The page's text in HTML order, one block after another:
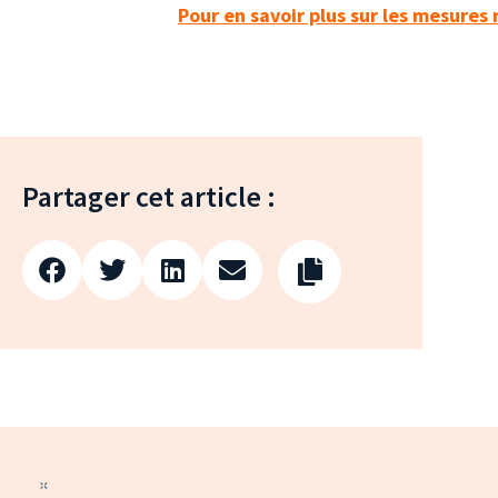
Pour en savoir plus sur les
Partager cet article :